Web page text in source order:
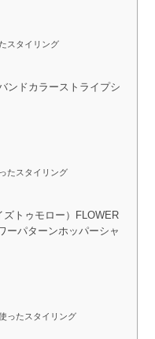
スタイリング
ンドカラーストライプシ
たスタイリング
ズトゥモロー）FLOWER
ーパターンホッパーシャ
ったスタイリング